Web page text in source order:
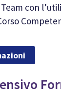
con